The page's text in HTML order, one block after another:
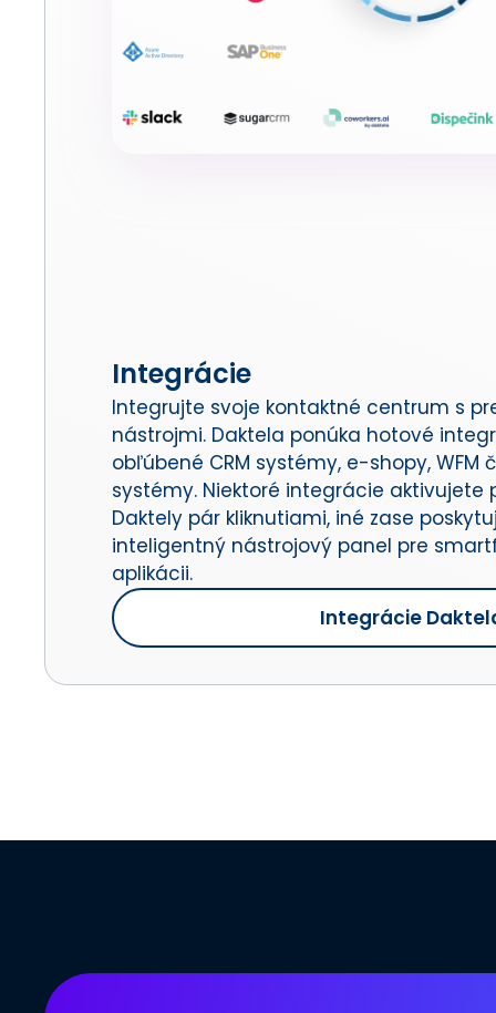
Integrácie
Integrujte svoje kontaktné centrum s
nástrojmi. Daktela ponúka hotové
obľúbené CRM systémy, e-shopy, WFM
systémy. Niektoré integrácie aktivujete
Daktely pár kliknutiami, iné zase
inteligentný nástrojový panel pre
aplikácii.
Integrácie